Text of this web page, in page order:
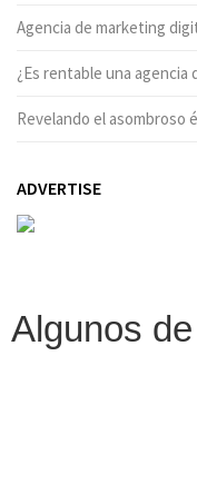
Agencia de marketing
¿Es rentable una agencia
Revelando el asombroso
ADVERTISE
Algunos